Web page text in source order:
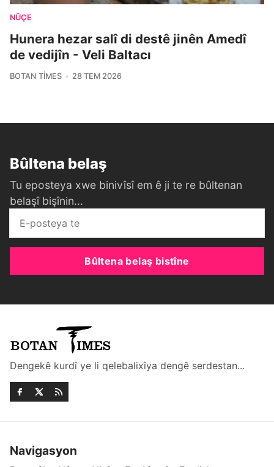
NÛÇE
Hunera hezar salî di destê jinên Amedî
de vedijîn - Veli Baltacı
BOTAN TIMES 28 TEM 2026
Bûltena belaş
Tu eposteya xwe binivîsî em ê ji te re bûltenan
belaşî bişînin...
Bûltena belaş bistîne
Dengekê kurdî ye li qelebalixîya dengê serdestan...
Navigasyon